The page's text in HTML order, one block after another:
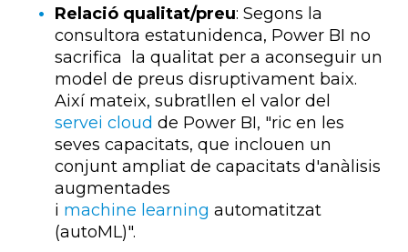
Relació qualitat/preu: Segons la
consultora estatunidenca, Power BI no
sacrifica la qualitat per a aconseguir un
model de preus disruptivament baix.
Així mateix, subratllen el valor del
servei cloud de Power BI, "ric en les
seves capacitats, que inclouen un
conjunt ampliat de capacitats d'anàlisis
augmentades
i machine learning automatitzat
(autoML)".